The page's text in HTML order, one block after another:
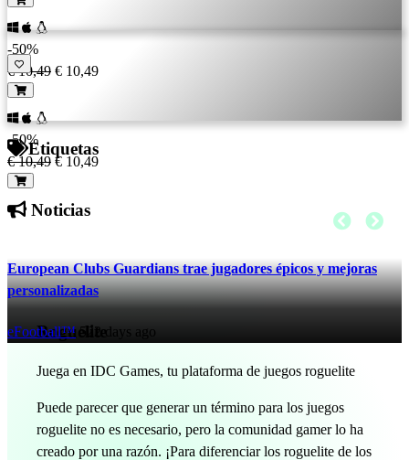
-50%
€ 10,49 € 10,49
-50%
€ 10,49 € 10,49
Etiquetas
Noticias
European Clubs Guardians trae jugadores épicos y mejoras
personalizadas
eFootball™ 522 days ago
Roguelite
Juega en IDC Games, tu plataforma de juegos roguelite
Puede parecer que generar un término para los juegos
roguelite no es necesario, pero la comunidad gamer lo ha
creado por una razón. ¡Para diferenciar los roguelite de los